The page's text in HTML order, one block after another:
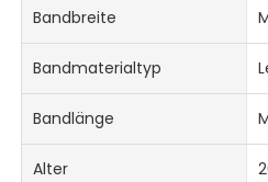
Bandbreite
Bandmaterialtyp
Bandlänge
Alter